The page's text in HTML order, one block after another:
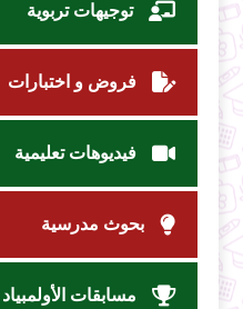
توجيهات تربوية
فروض و اختبارات
فيديوهات تعليمية
بحوث مدرسية
مسابقات الأولمبياد